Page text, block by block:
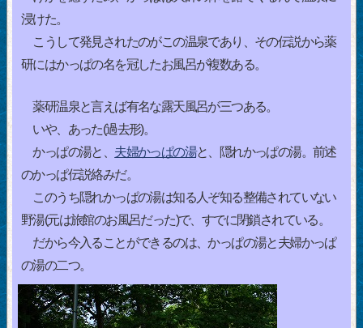
浸けた。
こうして発見されたのがこの温泉であり、その伝説から薬
研にはかっぱの名を冠したお風呂が複数ある。
薬研温泉と言えば有名な露天風呂が三つある。
いや、あった(過去形)。
かっぱの湯と、 夫婦かっぱの湯と、隠れかっぱの湯。前述
のかっぱ伝説絡みだ。
このうち隠れかっぱの湯は知る人ぞ知る整備されていない
野湯(元は旅館のお風呂だった)で、すでに閉鎖されている。
だから今入ることができるのは、かっぱの湯と夫婦かっぱ
の湯の二つ。